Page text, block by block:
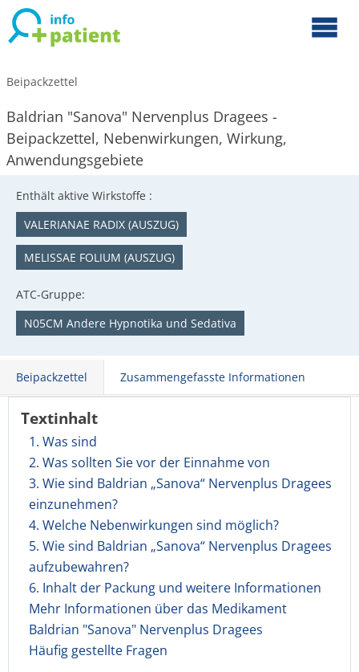
Beipackzettel
Baldrian "Sanova" Nervenplus Dragees -
Beipackzettel, Nebenwirkungen, Wirkung,
Anwendungsgebiete
Enthält aktive Wirkstoffe :
VALERIANAE RADIX (AUSZUG)
MELISSAE FOLIUM (AUSZUG)
ATC-Gruppe:
N05CM Andere Hypnotika und Sedativa
Beipackzettel Zusammengefasste Informationen
Textinhalt
1. Was sind
2. Was sollten Sie vor der Einnahme von
3. Wie sind Baldrian „Sanova“ Nervenplus Dragees
einzunehmen?
4. Welche Nebenwirkungen sind möglich?
5. Wie sind Baldrian „Sanova“ Nervenplus Dragees
aufzubewahren?
6. Inhalt der Packung und weitere Informationen
Mehr Informationen über das Medikament
Baldrian "Sanova" Nervenplus Dragees
Häufig gestellte Fragen